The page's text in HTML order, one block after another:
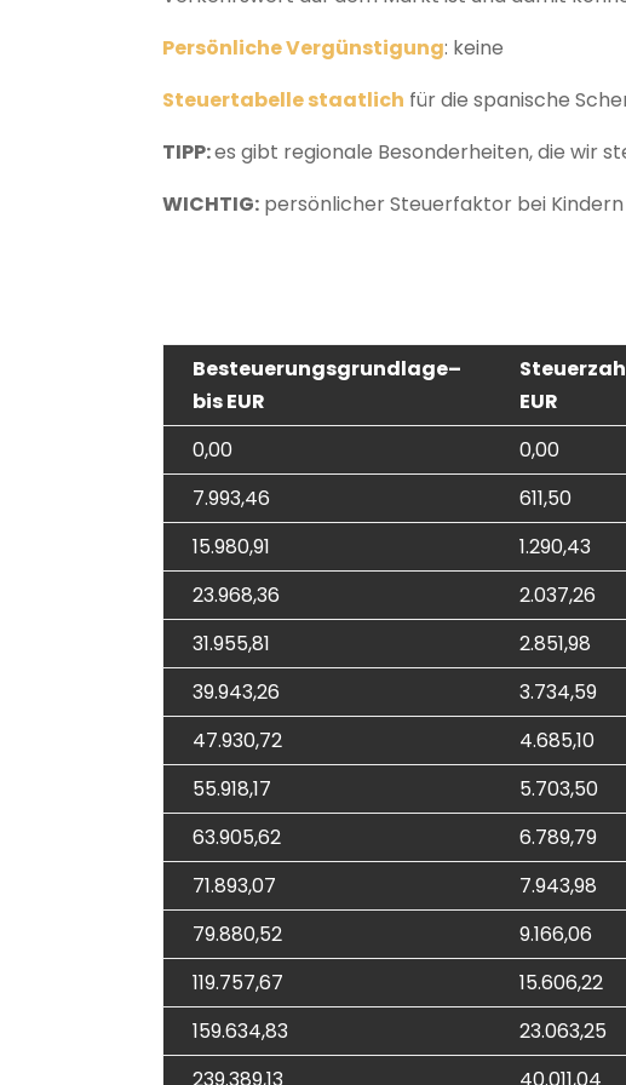
Persönliche Vergünstigung: keine
Steuertabelle staatlich für die spanische
TIPP:es gibt regionale Besonderheiten, die wir
WICHTIG: persönlicher Steuerfaktor bei
Besteuerungsgrundlage–
bis EUR
EUR
0,00
0,00
7.993,46
611,50
15.980,91
1.290,43
23.968,36
2.037,26
31.955,81
2.851,98
39.943,26
3.734,59
47.930,72
4.685,10
55.918,17
5.703,50
63.905,62
6.789,79
71.893,07
7.943,98
79.880,52
9.166,06
119.757,67
15.606,22
159.634,83
23.063,25
239.389,13
40.011,04